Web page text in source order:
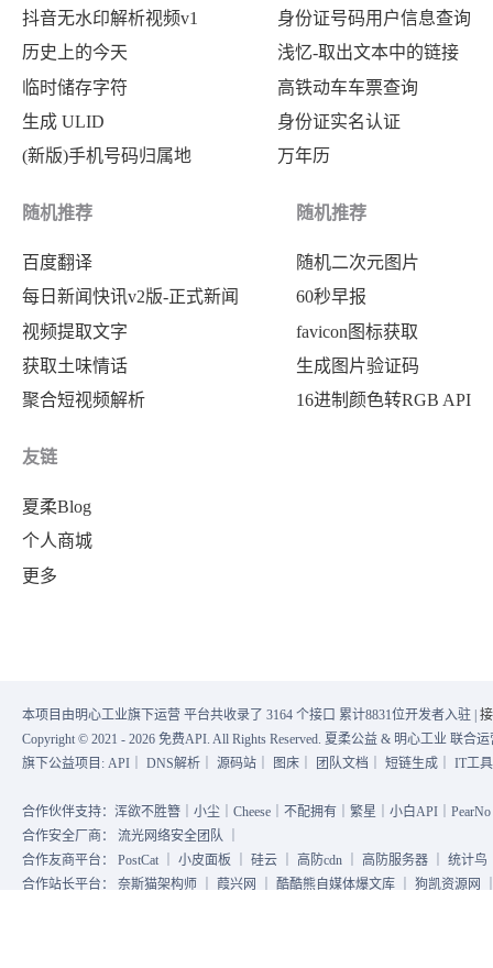
抖音无水印解析视频v1
历史上的今天
临时储存字符
生成 ULID
(新版)手机号码归属地
身份证号码用户信息查询
浅忆-取出文本中的链接
高铁动车车票查询
身份证实名认证
万年历
随机推荐
百度翻译
每日新闻快讯v2版-正式新闻
视频提取文字
获取土味情话
聚合短视频解析
随机推荐
随机二次元图片
60秒早报
favicon图标获取
生成图片验证码
16进制颜色转RGB API
友链
夏柔Blog
个人商城
更多
本项目由明心工业旗下运营 平台共收录了 3164 个接口 累计8831位开发者入驻 |
Copyright © 2021 - 2026 免费API. All Rights Reserved. 夏柔公益 & 明心工业 联合
旗下公益项目: API DNS解析 源码站 图床 团队文档 短链生成 IT工
合作伙伴支持：浑欲不胜簪｜小尘｜Cheese｜不配拥有｜繁星｜小白API｜
合作安全厂商： 流光网络安全团队
合作友商平台： PostCat 小皮面板 硅云 高防cdn 高防服务器 统计鸟
合作站长平台： 奈斯猫架构师 葭兴网 酷酷熊自媒体爆文库 狗凯资源网